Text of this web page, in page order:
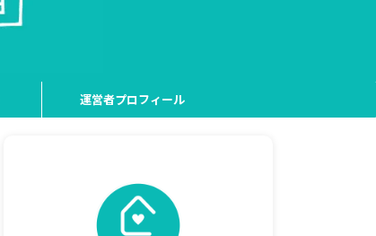
運営者プロフィール